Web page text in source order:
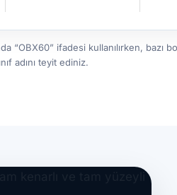
“OBX60” ifadesi kullanılırken, bazı
adını teyit ediniz.